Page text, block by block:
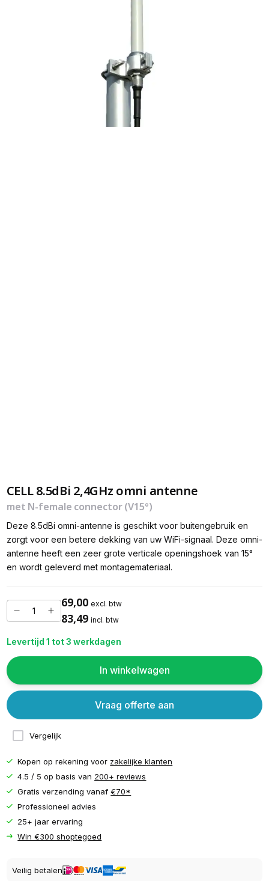
CELL 8.5dBi 2,4GHz omni antenne
met N-female connector (V15°)
Deze 8.5dBi omni-antenne is geschikt voor buitengebruik en
zorgt voor een betere dekking van uw WiFi-signaal. Deze omni-
antenne heeft een zeer grote verticale openingshoek van 15°
en wordt geleverd met montagemateriaal.
69,00 excl. btw
83,49 incl. btw
Levertijd 1 tot 3 werkdagen
In winkelwagen
Vergelijk
Vraag offerte aan
Kopen op rekening voor zakelijke klanten
4.5 / 5 op basis van 200+ reviews
Gratis verzending vanaf€70*
Professioneel advies
25+ jaar ervaring
Win €300 shoptegoed
Veilig betalen